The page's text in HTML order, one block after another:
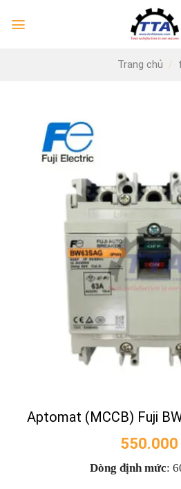
Trang chủ /
Aptomat (MCCB) Fuji
550.000
Dòng định mức: